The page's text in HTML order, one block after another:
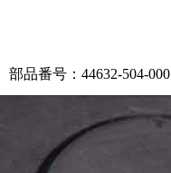
部品番号：44632-504-000